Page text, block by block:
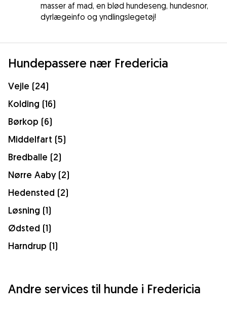
masser af mad, en blød hundeseng, hundesnor,
dyrlægeinfo og yndlingslegetøj!
Hundepassere nær Fredericia
Vejle (24)
Kolding (16)
Børkop (6)
Middelfart (5)
Bredballe (2)
Nørre Aaby (2)
Hedensted (2)
Løsning (1)
Ødsted (1)
Harndrup (1)
Andre services til hunde i Fredericia